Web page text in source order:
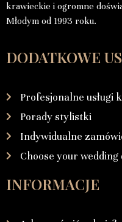
krawieckie i ogromne
Młodym od 1993 roku.
DODATKOWE
Profesjonalne usługi
Porady stylistki
Indywidualne
Choose your
INFORMACJE